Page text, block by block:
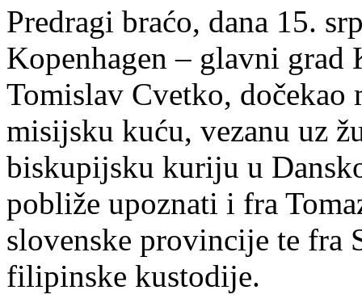
Predragi braćo, dana 15.
Kopenhagen – glavni grad
Tomislav Cvetko, dočekao
misijsku kuću, vezanu uz
biskupijsku kuriju u
pobliže upoznati i fra
slovenske provincije te fra
filipinske kustodije.